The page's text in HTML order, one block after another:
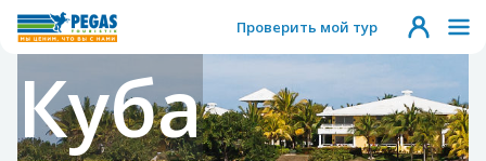
Проверить мой тур
Куба